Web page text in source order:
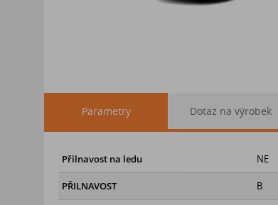
Parametry Dotaz na výrobek
Přilnavost na ledu NE
PŘILNAVOST B